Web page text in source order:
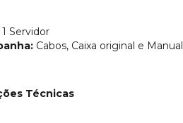
1 Servidor
Cabos, Caixa original e Manual
Técnicas